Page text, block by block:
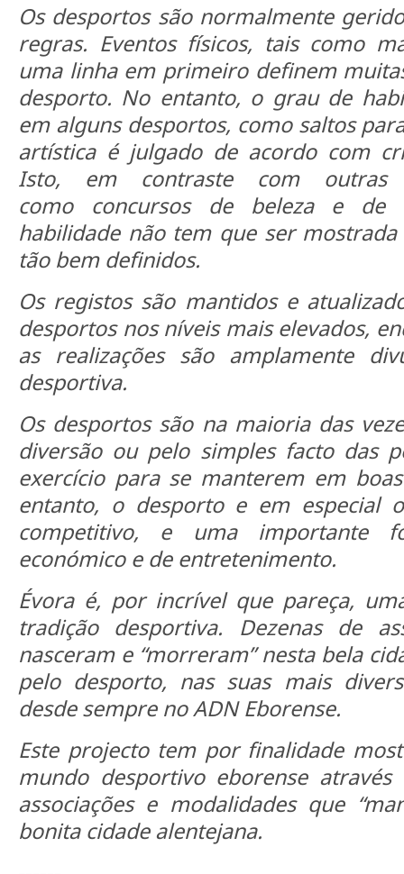
Os desportos são normalmente
regras. Eventos físicos, tais como
uma linha em primeiro definem
desporto. No entanto, o grau de
em alguns desportos, como saltos
artística é julgado de acordo com
Isto, em contraste com outras
como concursos de beleza e de
habilidade não tem que ser
tão bem definidos.
Os registos são mantidos e
desportos nos níveis mais elevados,
as realizações são amplamente
desportiva.
Os desportos são na maioria das
diversão ou pelo simples facto das
exercício para se manterem em
entanto, o desporto e em especial
competitivo, e uma importante
económico e de entretenimento.
Évora é, por incrível que pareça,
tradição desportiva. Dezenas de
nasceram e “morreram” nesta bela
pelo desporto, nas suas mais
desde sempre no ADN Eborense.
Este projecto tem por finalidade
mundo desportivo eborense
associações e modalidades que
bonita cidade alentejana.